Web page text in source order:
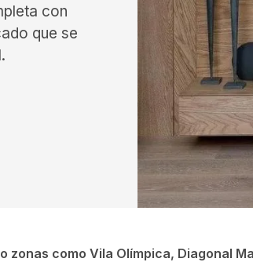
con
que se
como Vila Olímpica, Diagonal